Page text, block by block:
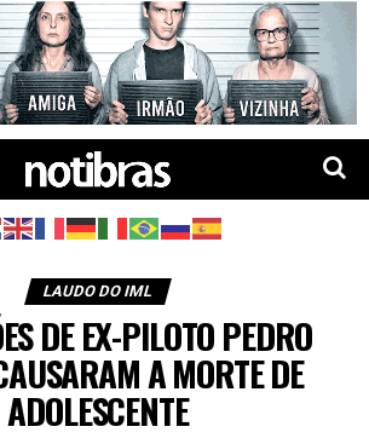
LAUDO DO IML
DE EX-PILOTO PEDRO
A MORTE DE
ADOLESCENTE